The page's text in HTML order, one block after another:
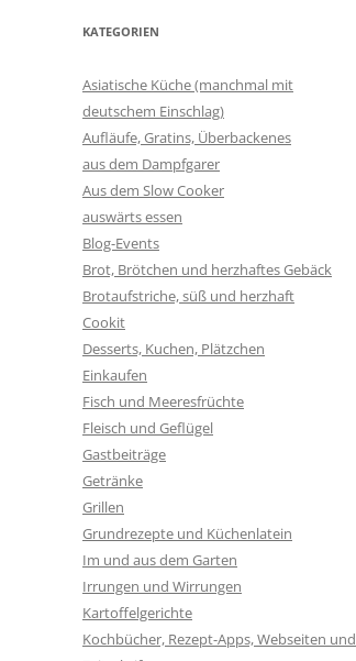
KATEGORIEN
Asiatische Küche (manchmal mit
deutschem Einschlag)
Aufläufe, Gratins, Überbackenes
aus dem Dampfgarer
Aus dem Slow Cooker
auswärts essen
Blog-Events
Brot, Brötchen und herzhaftes Gebäck
Brotaufstriche, süß und herzhaft
Cookit
Desserts, Kuchen, Plätzchen
Einkaufen
Fisch und Meeresfrüchte
Fleisch und Geflügel
Gastbeiträge
Getränke
Grillen
Grundrezepte und Küchenlatein
Im und aus dem Garten
Irrungen und Wirrungen
Kartoffelgerichte
Kochbücher, Rezept-Apps, Webseiten und